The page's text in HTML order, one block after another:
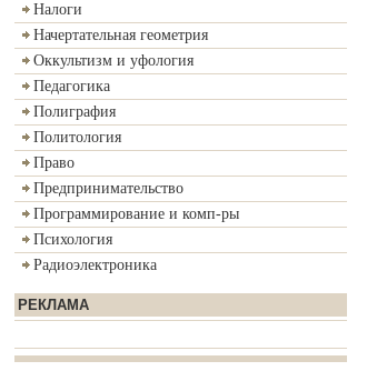
Налоги
Начертательная геометрия
Оккультизм и уфология
Педагогика
Полиграфия
Политология
Право
Предпринимательство
Программирование и комп-ры
Психология
Радиоэлектроника
РЕКЛАМА